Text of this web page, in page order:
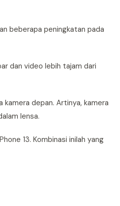
beberapa peningkatan pada
dan video lebih tajam dari
kamera depan. Artinya, kamera
lensa.
13. Kombinasi inilah yang